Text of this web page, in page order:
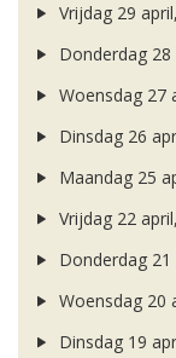
Vrijdag 29
Donderdag 28
Woensdag 27
Dinsdag 26
Maandag 25
Vrijdag 22
Donderdag 21
Woensdag 20
Dinsdag 19